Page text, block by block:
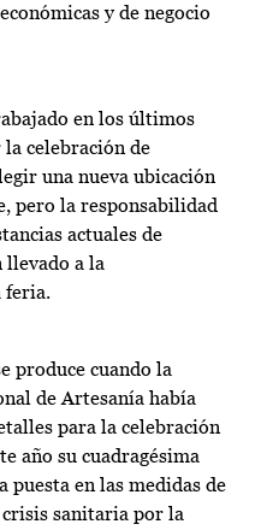
y de negocio
en los últimos
celebración de
una nueva ubicación
pero la responsabilidad
actuales de
llevado a la
feria.
produce cuando la
de Artesanía había
para la celebración
año su cuadragésima
puesta en las medidas de
sanitaria por la